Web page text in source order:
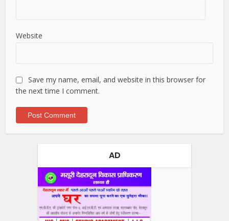
Website
Save my name, email, and website in this browser for
the next time I comment.
AD